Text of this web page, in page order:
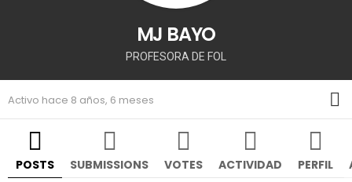
MJ BAYO
PROFESORA DE FOL
Activo hace 8 años, 6 meses
POSTS SUBMISSIONS VOTES ACTIVIDAD PERFIL